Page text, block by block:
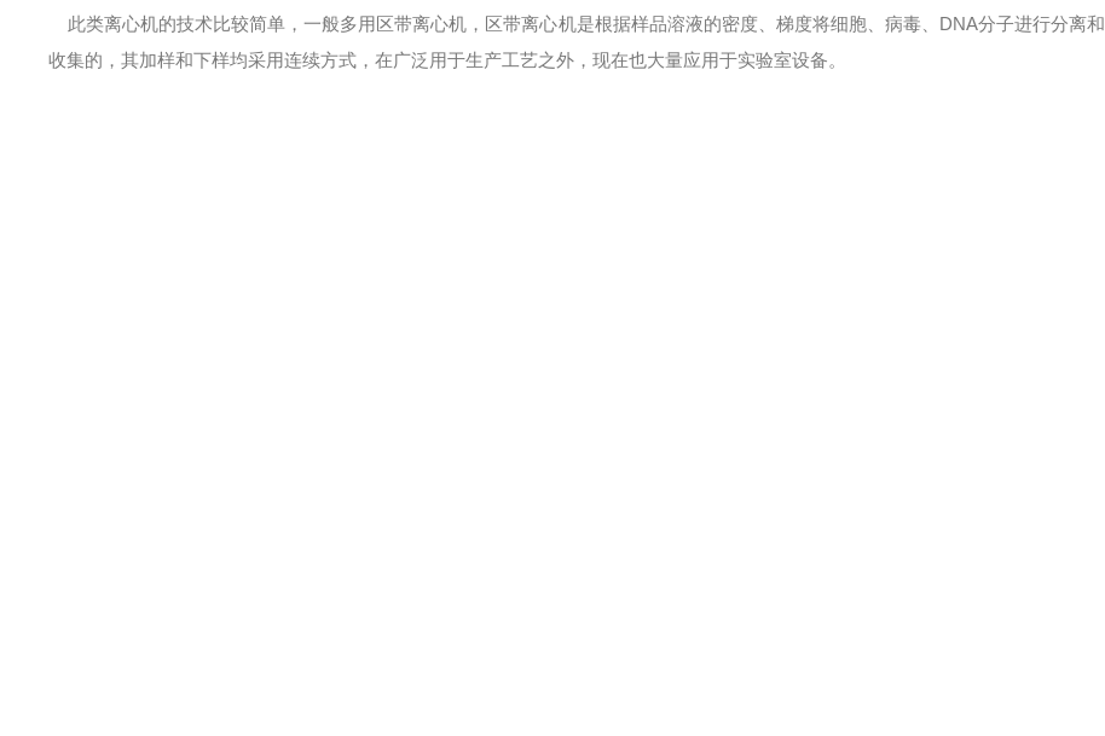
此类离心机的技术比较简单，一般多用区带离心机，区带离心机是根据样品溶液的密度、梯度将细胞、病毒、DNA分子进行分离和
收集的，其加样和下样均采用连续方式，在广泛用于生产工艺之外，现在也大量应用于实验室设备。